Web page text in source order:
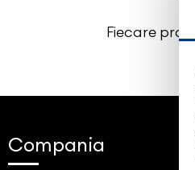
Fiecare
Compania